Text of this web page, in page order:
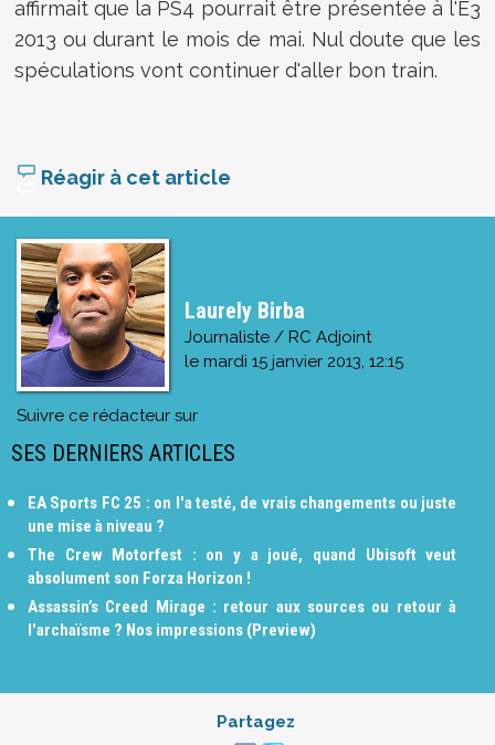
affirmait que la PS4 pourrait être présentée à l'E3
2013 ou durant le mois de mai. Nul doute que les
spéculations vont continuer d'aller bon train.
Réagir à cet article
Laurely Birba
Journaliste / RC Adjoint
le mardi 15 janvier 2013, 12:15
Suivre ce rédacteur sur
SES DERNIERS ARTICLES
EA Sports FC 25 : on l'a testé, de vrais changements ou juste
une mise à niveau ?
The Crew Motorfest : on y a joué, quand Ubisoft veut
absolument son Forza Horizon !
Assassin’s Creed Mirage : retour aux sources ou retour à
l'archaïsme ? Nos impressions (Preview)
Partagez